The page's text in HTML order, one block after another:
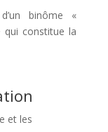
binôme «
qui constitue la
et les